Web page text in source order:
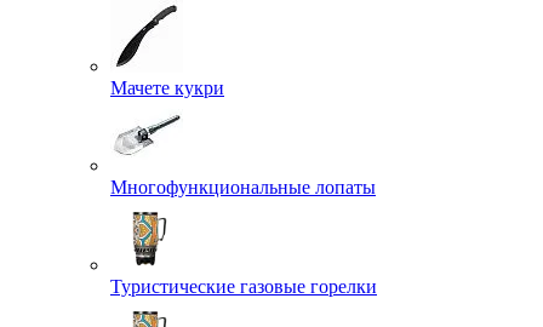
Мачете кукри
Многофункциональные лопаты
Туристические газовые горелки